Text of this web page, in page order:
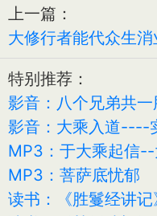
上一篇：
大修行者能代众生消
特别推荐：
影音：八个兄弟共
影音：大乘入道----
MP3：于大乘起信
MP3：菩萨底忧郁
读书：《胜鬘经讲